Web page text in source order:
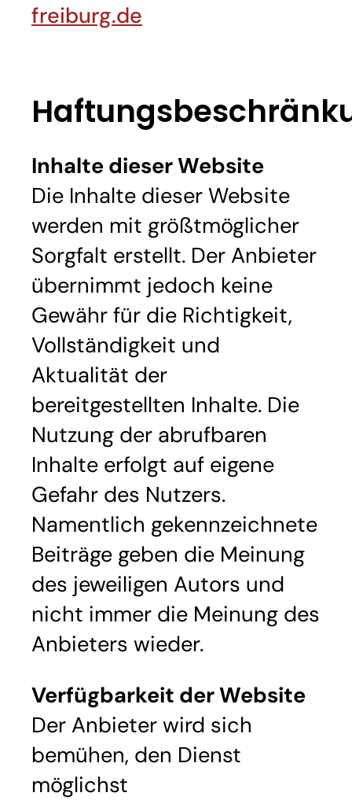
freiburg.de
Inhalte dieser Website
Die Inhalte dieser Website
werden mit größtmöglicher
Sorgfalt erstellt. Der Anbieter
übernimmt jedoch keine
Gewähr für die Richtigkeit,
Vollständigkeit und
Aktualität der
bereitgestellten Inhalte. Die
Nutzung der abrufbaren
Inhalte erfolgt auf eigene
Gefahr des Nutzers.
Namentlich gekennzeichnete
Beiträge geben die Meinung
des jeweiligen Autors und
nicht immer die Meinung des
Anbieters wieder.
Verfügbarkeit der Website
Der Anbieter wird sich
bemühen, den Dienst
möglichst